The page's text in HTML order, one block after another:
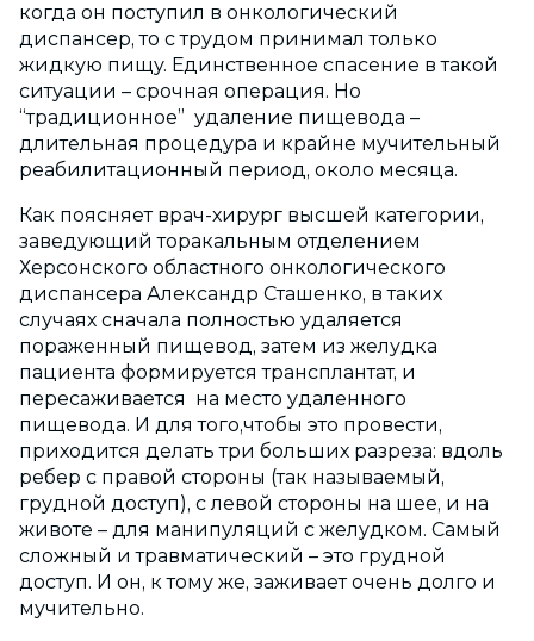
когда он поступил в онкологический
диспансер, то с трудом принимал только
жидкую пищу. Единственное спасение в такой
ситуации – срочная операция. Но
“традиционное” удаление пищевода –
длительная процедура и крайне мучительный
реабилитационный период, около месяца.
Как поясняет врач-­хирург высшей категории,
заведующий торакальным отделением
Херсонского областного онкологического
диспансера Александр Сташенко, в таких
случаях сначала полностью удаляется
пораженный пищевод, затем из желудка
пациента формируется трансплантат, и
пересаживается на место удаленного
пищевода. И для того,чтобы это провести,
приходится делать три больших разреза: вдоль
ребер с правой стороны (так называемый,
грудной доступ), с левой стороны на шее, и на
животе – для манипуляций с желудком. Самый
сложный и травматический – это грудной
доступ. И он, к тому же, заживает очень долго и
мучительно.